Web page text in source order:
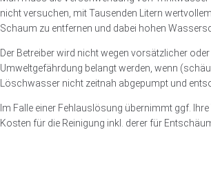
nicht versuchen, mit Tausenden Litern
Schaum zu entfernen und dabei hohen
Der Betreiber wird nicht wegen vorsätzlicher
Umweltgefährdung belangt werden, wenn
Löschwasser nicht zeitnah abgepumpt und
Im Falle einer Fehlauslösung übernimmt ggf.
Kosten für die Reinigung inkl. derer für